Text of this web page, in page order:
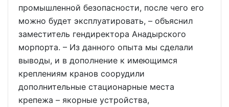
промышленной безопасности, после чего его
можно будет эксплуатировать, – объяснил
заместитель гендиректора Анадырского
морпорта. – Из данного опыта мы сделали
выводы, и в дополнение к имеющимся
креплениям кранов соорудили
дополнительные стационарные места
крепежа – якорные устройства,